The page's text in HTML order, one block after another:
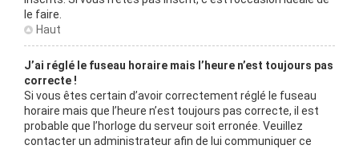
le faire.
Haut
J’ai réglé le fuseau horaire mais l’heure n’est toujours pas
correcte !
Si vous êtes certain d’avoir correctement réglé le fuseau
horaire mais que l’heure n’est toujours pas correcte, il est
probable que l’horloge du serveur soit erronée. Veuillez
contacter un administrateur afin de lui communiquer ce